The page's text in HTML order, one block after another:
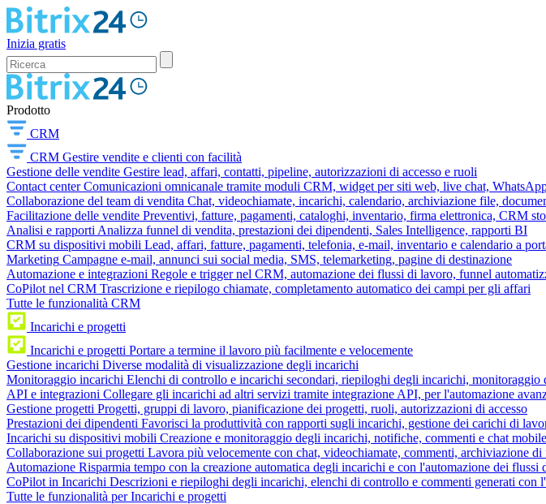
Inizia gratis
Prodotto
CRM
CRM Gestire vendite e clienti con facilità
Gestione delle vendite Gestire lead, affari, contatti, pipeline, autorizzazioni di accesso e ruoli
Contact center Comunicazioni omnicanale tramite moduli CRM, widget per siti web, live chat,
Collaborazione del team di vendita Chat, videochiamate, incarichi, calendario, archiviazione file,
Facilitazione delle vendite Preventivi, fatture, pagamenti, cataloghi, inventario, firma elettronica, CRM
Analisi e rapporti Analizza funnel di vendita, prestazioni dei dipendenti, Sales Intelligence, rapporti BI
CRM su dispositivi mobili Lead, affari, fatture, pagamenti, telefonia, e-mail, inventario e calendario a
Marketing Campagne e-mail, annunci sui social media, SMS, telemarketing, pagine di destinazione
Automazione e integrazioni Regole e trigger nel CRM, automazione dei flussi di lavoro, funnel
CoPilot nel CRM Trascrizione e riepilogo chiamate, completamento automatico dei campi per gli affari
Tutte le funzionalità CRM
Incarichi e progetti
Incarichi e progetti Portare a termine il lavoro più facilmente e velocemente
Gestione incarichi Diverse modalità di visualizzazione degli incarichi
Monitoraggio incarichi Elenchi di controllo e incarichi secondari, riepiloghi degli incarichi, monitoraggio
API e integrazioni Collegare gli incarichi ad altri servizi tramite integrazione API, per l'automazione
Gestione progetti Progetti, gruppi di lavoro, pianificazione dei progetti, ruoli, autorizzazioni di accesso
Prestazioni dei dipendenti Favorisci la produttività con rapporti sugli incarichi, gestione dei carichi di
Incarichi su dispositivi mobili Creazione e monitoraggio degli incarichi, notifiche, commenti e chat mobile
Collaborazione sui progetti Lavora più velocemente con chat, videochiamate, commenti, archiviazione
Automazione Risparmia tempo con la creazione automatica degli incarichi e con l'automazione dei flussi
CoPilot in Incarichi Descrizioni e riepiloghi degli incarichi, elenchi di controllo e commenti generati con
Tutte le funzionalità per Incarichi e progetti